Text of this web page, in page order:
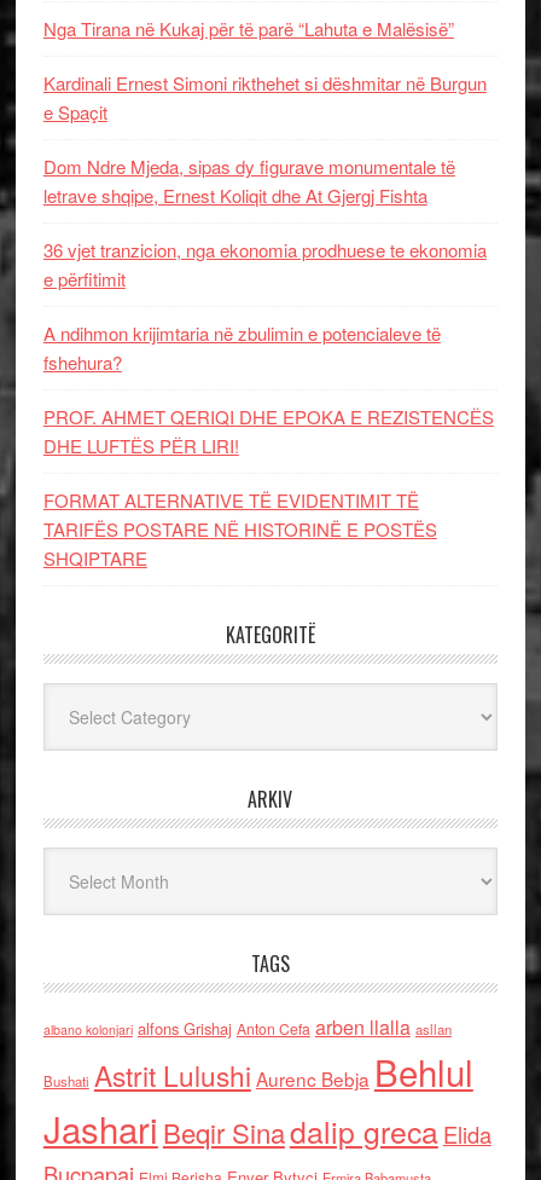
Nga Tirana në Kukaj për të parë “Lahuta e Malësisë”
Kardinali Ernest Simoni rikthehet si dëshmitar në Burgun
e Spaçit
Dom Ndre Mjeda, sipas dy figurave monumentale të
letrave shqipe, Ernest Koliqit dhe At Gjergj Fishta
36 vjet tranzicion, nga ekonomia prodhuese te ekonomia
e përfitimit
A ndihmon krijimtaria në zbulimin e potencialeve të
fshehura?
PROF. AHMET QERIQI DHE EPOKA E REZISTENCЁS
DHE LUFTЁS PЁR LIRI!
FORMAT ALTERNATIVE TË EVIDENTIMIT TË
TARIFËS POSTARE NË HISTORINË E POSTËS
SHQIPTARE
KATEGORITË
ARKIV
TAGS
albano kolonjari alfons Grishaj Anton Cefa arben llalla asllan
Bushati Astrit Lulushi Aurenc Bebja Behlul
Jashari Beqir Sinadalip grecaElida